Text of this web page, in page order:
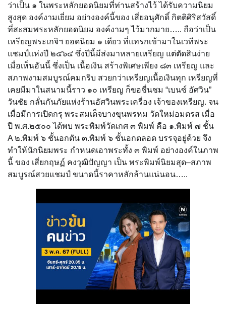
ว่าเป็น ๑ ในพระหลักยอดนิยมที่ท่านสร้างไว้ ได้รับความนิยม
สูงสุด องค์งามเยี่ยม อย่างองค์นี้ของ เสี่ยอนุศักดิ์ กิตติศิริสวัสดิ์
ที่สะสมพระหลักยอดนิยม องค์งามๆ ไว้มากมาย….. ถือว่าเป็น
เหรียญพระเกจิฯ ยอดนิยม ๑ เดียว ที่แทรกเข้ามาในเวทีพระ
แชมป์แห่งปี ๒๕๖๔ ซึ่งปีนี้มีส่งมาหลายเหรียญ แต่ตัดสินง่าย
เมื่อเห็นอันนี้ ซึ่งเป็น เนื้อเงิน สร้างพิเศษเพียง ๘๓ เหรียญ และ
สภาพงามสมบูรณ์คมกริบ สวยกว่าเหรียญเนื้อเงินทุก เหรียญที่
เคยมีมาในสนามนี้ราว ๑๐ เหรียญ ก็ขอชื่นชม “เบนซ์ อัศวิน”
วันชัย กลั่นกันภัยแห่งร้านอัศวินพระเครื่อง เจ้าของเหรียญ. จน
เมื่อมีการเปิดกรุ พระสมเด็จบางขุนพรหม วัดใหม่อมตรส เมื่อ
ปี พ.ศ.๒๕๐๐ ได้พบ พระพิมพ์วัดเกศ ๓ พิมพ์ คือ ๑.พิมพ์ ๗ ชั้น
A ๒.พิมพ์ ๖ ชั้นอกตัน ๓.พิมพ์ ๖ ชั้นอกตลอด บรรจุอยู่ด้วย จึง
ทำให้นักนิยมพระ กำหนดเอาพระทั้ง ๓ พิมพ์ อย่างองค์ในภาพ
นี้ ของ เสี่ยกฤษฏ์ คงวุฒิปัญญา เป็น พระพิมพ์นิยมสุด–สภาพ
สมบูรณ์สวยแชมป์ ขนาดนี้ราคาหลักล้านแน่นอน…..